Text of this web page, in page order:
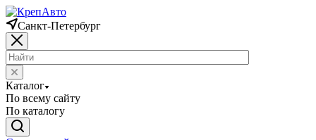
Санкт-Петербург
Каталог
По всему сайту
По каталогу